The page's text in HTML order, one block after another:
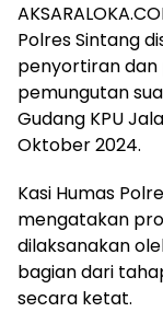
Polres Sintang
penyortiran
pemungutan
Gudang KPU
Oktober 2024.
Kasi Humas
mengatakan
dilaksanakan
bagian dari
secara ketat.